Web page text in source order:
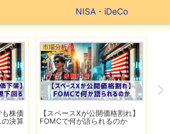
NISA・iDeCo
鈍化を歓
決算でシ
市場分析
【ホルムズ海峡が再び封鎖】
FRB高官が近く利上げの可能性